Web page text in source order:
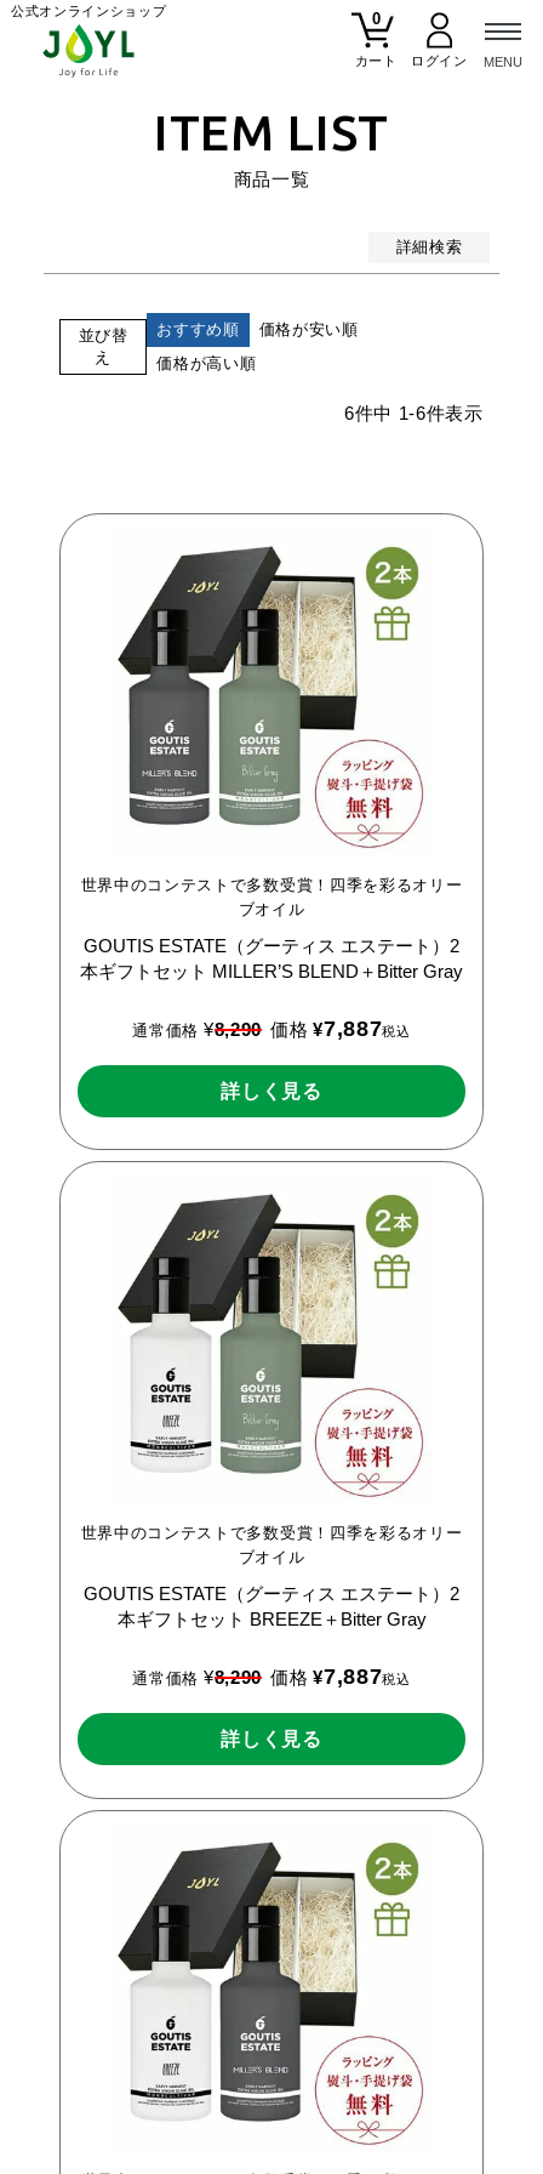
公式オンラインショップ
0
カート
ITEM LIST
商品一覧
詳細検索
おすすめ順
価格が安い順
価格が高い順
検索
並び替
え
おすすめ順
価格が安い順
価格が高い順
6件中 1-6件表示
世界中のコンテストで多数受賞！四季を彩るオリー
ブオイル
GOUTIS ESTATE（グーティス エステート）2
本ギフトセット MILLER’S BLEND＋Bitter Gray
通常価格 ¥8,290 価格 ¥7,887税込
詳しく見る
世界中のコンテストで多数受賞！四季を彩るオリー
ブオイル
GOUTIS ESTATE（グーティス エステート）2
本ギフトセット BREEZE＋Bitter Gray
通常価格 ¥8,290 価格 ¥7,887税込
詳しく見る